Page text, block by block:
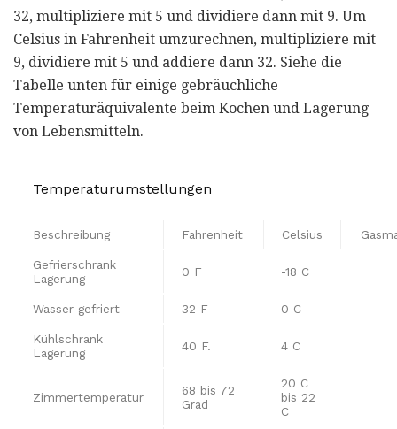
32, multipliziere mit 5 und dividiere dann mit 9. Um
Celsius in Fahrenheit umzurechnen, multipliziere mit
9, dividiere mit 5 und addiere dann 32. Siehe die
Tabelle unten für einige gebräuchliche
Temperaturäquivalente beim Kochen und Lagerung
von Lebensmitteln.
Temperaturumstellungen
Beschreibung Fahrenheit Celsius
Gefrierschrank
Lagerung
0 F -18 C
Wasser gefriert 32 F 0 C
Kühlschrank
Lagerung
40 F. 4 C
Zimmertemperatur
68 bis 72
Grad
20 C
bis 22
C